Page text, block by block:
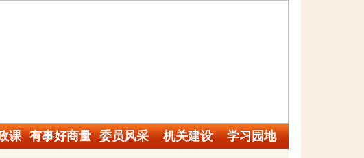
课 有事好商量 委员风采 机关建设 学习园地